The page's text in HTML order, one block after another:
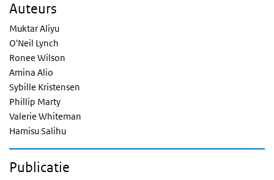
Auteurs
Muktar Aliyu
O'Neil Lynch
Ronee Wilson
Amina Alio
Sybille Kristensen
Phillip Marty
Valerie Whiteman
Hamisu Salihu
Publicatie